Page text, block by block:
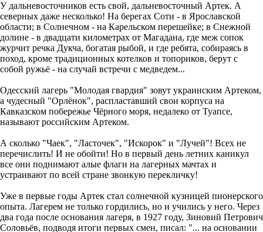
У дальневосточников есть свой, дальневосточный Артек. А
северных даже несколько! На берегах Соти - в Ярославской
области; в Солнечном - на Карельском перешейке; в Снежной
долине - в двадцати километрах от Магадана, где меж сопок
журчит речка Дукча, богатая рыбой, и где ребята, собираясь в
поход, кроме традиционных котелков и топориков, берут с
собой ружьё - на случай встречи с медведем...
Одесский лагерь "Молодая гвардия" зовут украинским Артеком,
а чудесный "Орлёнок", распластавший свои корпуса на
Кавказском побережье Чёрного моря, недалеко от Туапсе,
называют российским Артеком.
А сколько "Чаек", "Ласточек", "Искорок" и "Лучей"! Всех не
перечислить! И не обойти! Но в первый день летних каникул
все они поднимают алые флаги на лагерных мачтах и
устраивают по всей стране звонкую перекличку!
Уже в первые годы Артек стал солнечной кузницей пионерского
опыта. Лагерем не только гордились, но и учились у него. Через
два года после основания лагеря, в 1927 году, Зиновий Петрович
Соловьёв, подводя итоги первых смен, писал: "... на основании